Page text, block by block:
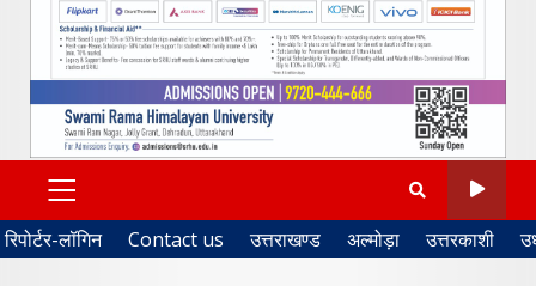
PRIMARY
MENU
रिपोर्टर-लॉगिन Contact us उत्तराखण्ड अल्मोड़ा उत्तरकाशी